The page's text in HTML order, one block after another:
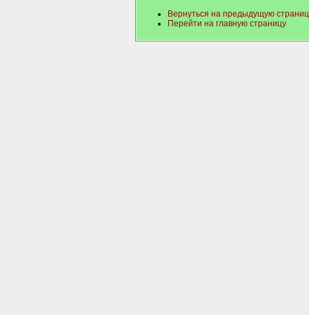
Вернуться на предыдущую
Перейти на главную страницу